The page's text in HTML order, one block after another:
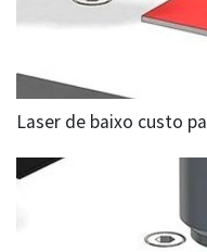
Laser de baixo custo